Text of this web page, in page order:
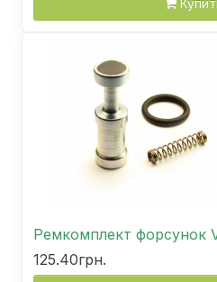
Ремкомплект форсунок
125.40грн.